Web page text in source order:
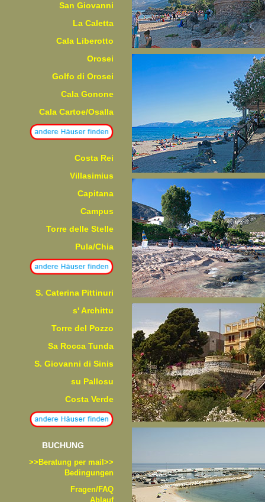
San Giovanni
La Caletta
Cala Liberotto
Orosei
Golfo di Orosei
Cala Gonone
Cala Cartoe/Osalla
Costa Rei
Villasimius
Capitana
Campus
Torre delle Stelle
Pula/Chia
S. Caterina Pittinuri
s' Archittu
Torre del Pozzo
Sa Rocca Tunda
S. Giovanni di Sinis
su Pallosu
Costa Verde
BUCHUNG
>>Beratung per mail>>
Bedingungen
Fragen/FAQ
Ablauf